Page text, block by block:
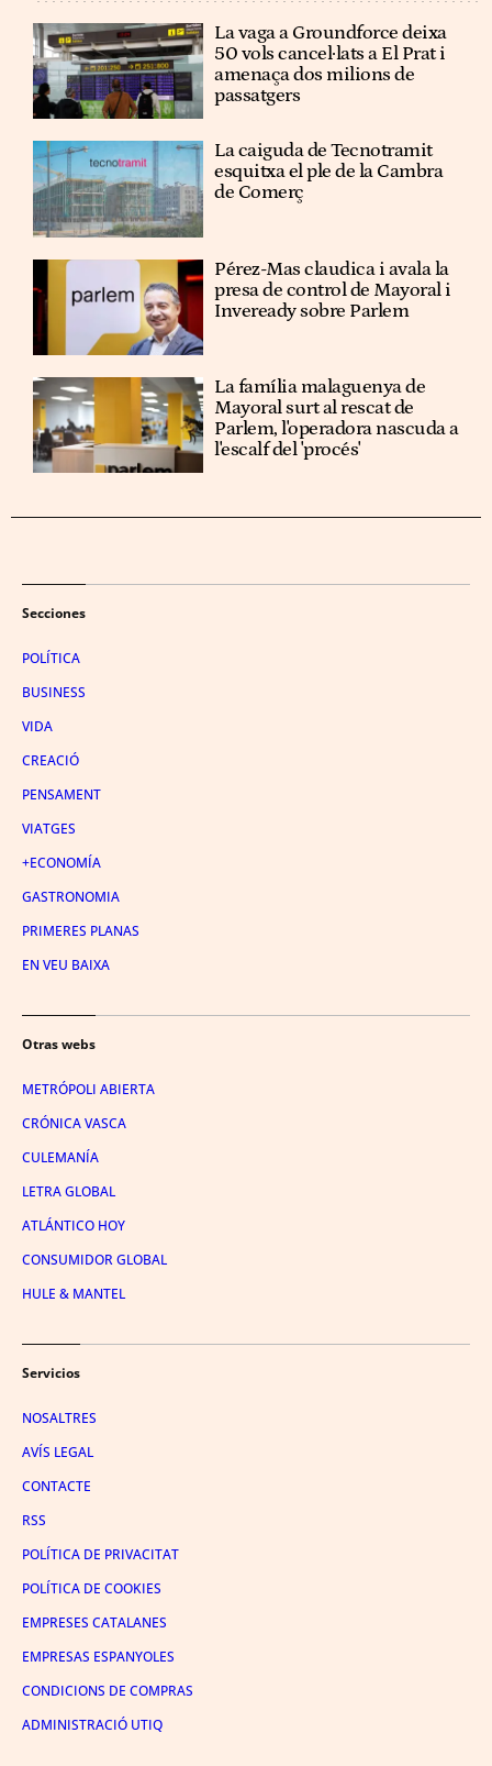
La vaga a Groundforce deixa
50 vols cancel·lats a El Prat i
amenaça dos milions de
passatgers
La caiguda de Tecnotramit
esquitxa el ple de la Cambra
de Comerç
Pérez-Mas claudica i avala la
presa de control de Mayoral i
Inveready sobre Parlem
La família malaguenya de
Mayoral surt al rescat de
Parlem, l'operadora nascuda a
l'escalf del 'procés'
Secciones
POLÍTICA
BUSINESS
VIDA
CREACIÓ
PENSAMENT
VIATGES
+ECONOMÍA
GASTRONOMIA
PRIMERES PLANAS
EN VEU BAIXA
Otras webs
METRÓPOLI ABIERTA
CRÓNICA VASCA
CULEMANÍA
LETRA GLOBAL
ATLÁNTICO HOY
CONSUMIDOR GLOBAL
HULE & MANTEL
Servicios
NOSALTRES
AVÍS LEGAL
CONTACTE
RSS
POLÍTICA DE PRIVACITAT
POLÍTICA DE COOKIES
EMPRESES CATALANES
EMPRESAS ESPANYOLES
CONDICIONS DE COMPRAS
ADMINISTRACIÓ UTIQ